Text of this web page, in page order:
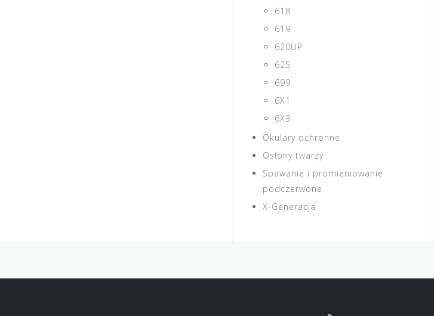
618
619
620UP
625
699
6X1
6X3
Okulary ochronne
Osłony twarzy
Spawanie i promieniowanie
podczerwone
X-Generacja